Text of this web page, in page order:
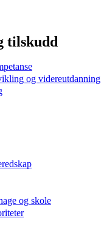
tilskudd
og videreutdanning
og skole